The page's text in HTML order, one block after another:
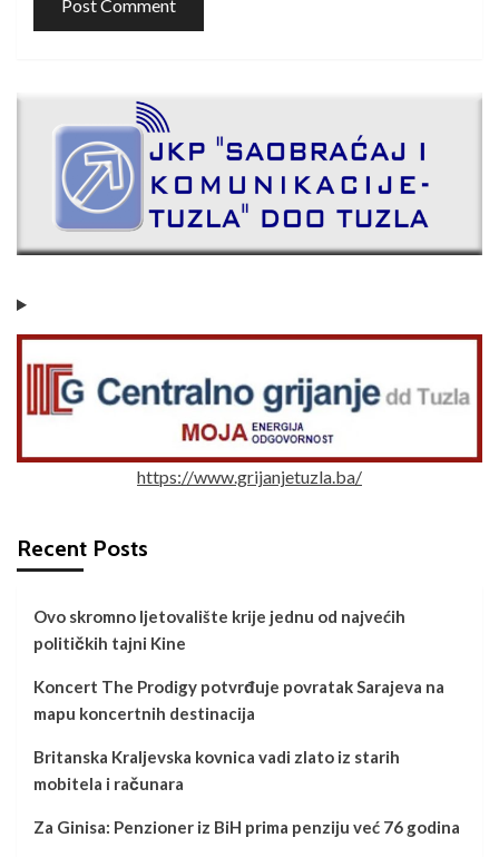
https://www.grijanjetuzla.ba/
Recent Posts
Ovo skromno ljetovalište krije jednu od najvećih
političkih tajni Kine
Koncert The Prodigy potvrđuje povratak Sarajeva na
mapu koncertnih destinacija
Britanska Kraljevska kovnica vadi zlato iz starih
mobitela i računara
Za Ginisa: Penzioner iz BiH prima penziju već 76 godina